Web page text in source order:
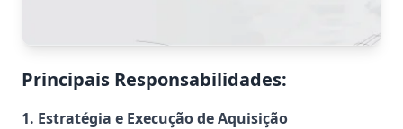
Principais Responsabilidades:
1. Estratégia e Execução de Aquisição